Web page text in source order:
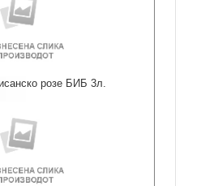
розе БИБ 3л.